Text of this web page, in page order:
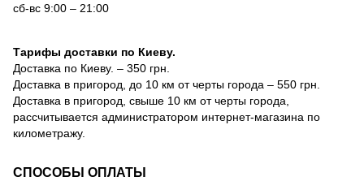
сб-вс 9:00 – 21:00
Тарифы доставки по Киеву.
Доставка по Киеву. – 350 грн.
Доставка в пригород, до 10 км от черты города – 550 грн.
Доставка в пригород, свыше 10 км от черты города,
рассчитывается администратором интернет-магазина по
километражу.
СПОСОБЫ ОПЛАТЫ